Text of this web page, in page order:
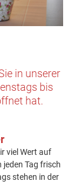
in unserer
bis
hat.
viel Wert auf
jeden Tag frisch
stehen in der